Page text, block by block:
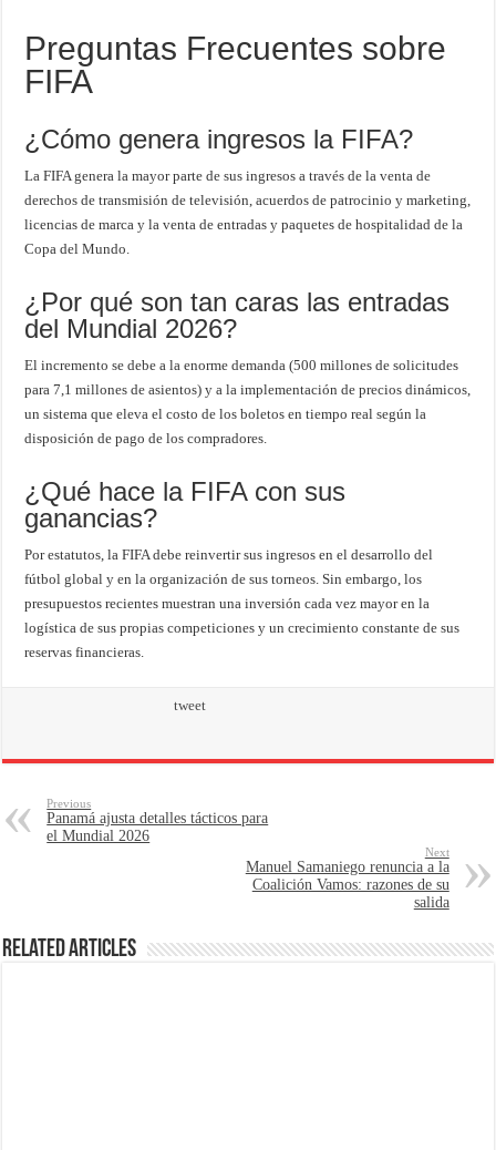
Preguntas Frecuentes sobre
FIFA
¿Cómo genera ingresos la FIFA?
La FIFA genera la mayor parte de sus ingresos a través de la venta de
derechos de transmisión de televisión, acuerdos de patrocinio y marketing,
licencias de marca y la venta de entradas y paquetes de hospitalidad de la
Copa del Mundo.
¿Por qué son tan caras las entradas
del Mundial 2026?
El incremento se debe a la enorme demanda (500 millones de solicitudes
para 7,1 millones de asientos) y a la implementación de precios dinámicos,
un sistema que eleva el costo de los boletos en tiempo real según la
disposición de pago de los compradores.
¿Qué hace la FIFA con sus
ganancias?
Por estatutos, la FIFA debe reinvertir sus ingresos en el desarrollo del
fútbol global y en la organización de sus torneos. Sin embargo, los
presupuestos recientes muestran una inversión cada vez mayor en la
logística de sus propias competiciones y un crecimiento constante de sus
reservas financieras.
tweet
Previous
Panamá ajusta detalles tácticos para
el Mundial 2026
Next
Manuel Samaniego renuncia a la
Coalición Vamos: razones de su
salida
Related Articles